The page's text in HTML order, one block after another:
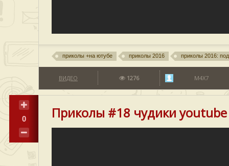
приколы +на ютубе приколы 2016 приколы 2016:
ВИДЕО 1276 M4X7
0 Приколы #18 чудики youtube